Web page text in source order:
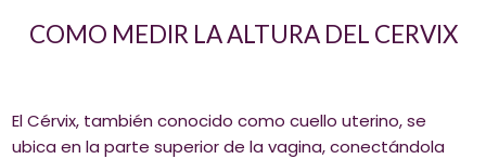
COMO MEDIR LA ALTURA DEL CERVIX
El Cérvix, también conocido como cuello uterino, se
ubica en la parte superior de la vagina, conectándola